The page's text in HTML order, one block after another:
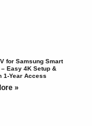
for Samsung Smart
– Easy 4K Setup &
1-Year Access
»